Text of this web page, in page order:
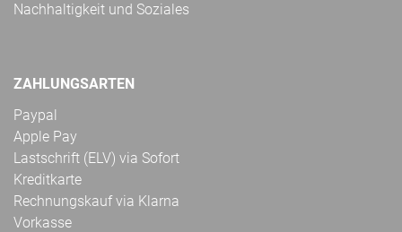
Nachhaltigkeit und Soziales
ZAHLUNGSARTEN
Paypal
Apple Pay
Lastschrift (ELV) via Sofort
Kreditkarte
Rechnungskauf via Klarna
Vorkasse